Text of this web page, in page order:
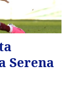
Serena